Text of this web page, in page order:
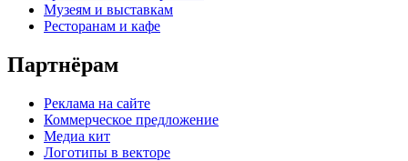
Музеям и выставкам
Ресторанам и кафе
Партнёрам
Реклама на сайте
Коммерческое предложение
Медиа кит
Логотипы в векторе